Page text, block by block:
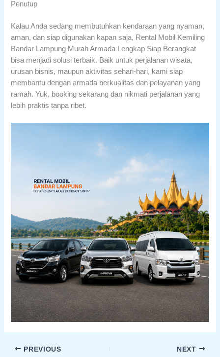
Penutup
Kalau Anda sedang membutuhkan kendaraan yang nyaman,
aman, dan siap digunakan kapan saja, Rental Mobil Kemiling
Bandar Lampung Murah Armada Lengkap Siap Berangkat
bisa menjadi solusi terbaik. Baik untuk perjalanan wisata,
urusan bisnis, maupun aktivitas sehari-hari, kami siap
membantu dengan armada berkualitas dan pelayanan yang
ramah. Yuk, booking sekarang dan nikmati perjalanan yang
lebih praktis tanpa ribet.
PREVIOUS NEXT